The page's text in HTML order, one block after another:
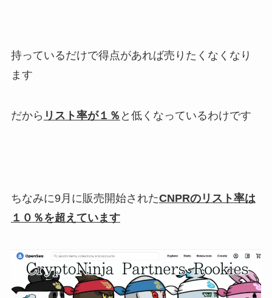
持っているだけで得点があれば売りたくなくなり
ます
だから リスト率が１％ と低くなっているわけです
ちなみに9月に販売開始されたCNPRのリスト率は
１０％を超えています